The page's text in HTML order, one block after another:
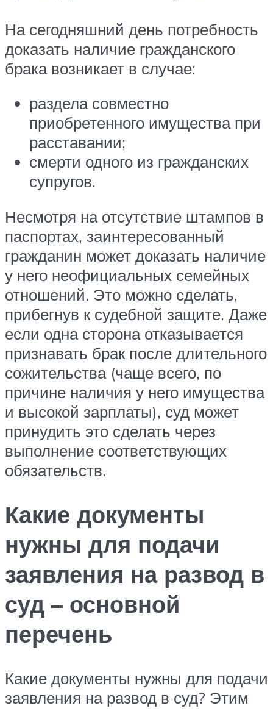
На сегодняшний день потребность
доказать наличие гражданского
брака возникает в случае:
раздела совместно
приобретенного имущества при
расставании;
смерти одного из гражданских
супругов.
Несмотря на отсутствие штампов в
паспортах, заинтересованный
гражданин может доказать наличие
у него неофициальных семейных
отношений. Это можно сделать,
прибегнув к судебной защите. Даже
если одна сторона отказывается
признавать брак после длительного
сожительства (чаще всего, по
причине наличия у него имущества
и высокой зарплаты), суд может
принудить это сделать через
выполнение соответствующих
обязательств.
Какие документы
нужны для подачи
заявления на развод в
суд – основной
перечень
Какие документы нужны для подачи
заявления на развод в суд? Этим